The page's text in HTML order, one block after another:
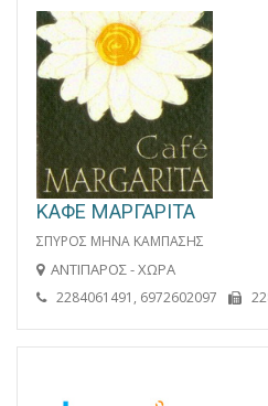
ΚΑΦΕ ΜΑΡΓΑΡΙΤΑ
ΣΠΥΡΟΣ ΜΗΝΑ ΚΑΜΠΑΣΗΣ
ΑΝΤΙΠΑΡΟΣ - ΧΩΡΑ
2284061491, 6972602097